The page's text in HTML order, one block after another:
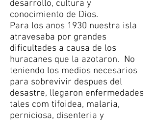
desarrollo, cultura y
conocimiento de Dios.
Para los anos 1930 nuestra isla
atravesaba por grandes
dificultades a causa de los
huracanes que la azotaron. No
teniendo los medios necesarios
para sobrevivir despues del
desastre, llegaron enfermedades
tales com tifoidea, malaria,
perniciosa, disenteria y